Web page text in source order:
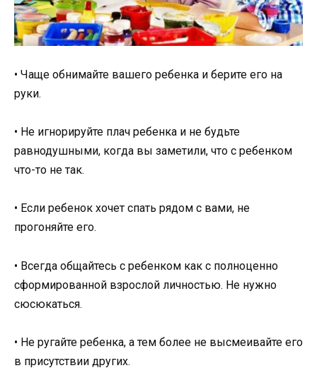
• Чаще обнимайте вашего ребенка и берите его на
руки.
• Не игнорируйте плач ребенка и не будьте
равнодушными, когда вы заметили, что с ребенком
что-то не так.
• Если ребенок хочет спать рядом с вами, не
прогоняйте его.
• Всегда общайтесь с ребенком как с полноценно
сформированной взрослой личностью. Не нужно
сюсюкаться.
• Не ругайте ребенка, а тем более не высмеивайте его
в присутствии других.